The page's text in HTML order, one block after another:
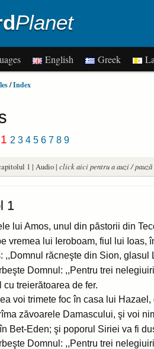
Planet
English Greek
/Index
1 2 3 4 5 6 7 8 9
1 | Audio | click aici pentru a auzi / pauză
1
lui Amos, unul din păstorii din
vremea lui Ieroboam, fiul lui
,,Domnul răcneşte din Sion,
Domnul: ,,Pentru trei
cu treierătoarea de fer.
voi trimete foc în casa lui
zăvoarele Damascului, şi voi
Bet-Eden; şi poporul Siriei va fi
Domnul: ,,Pentru trei